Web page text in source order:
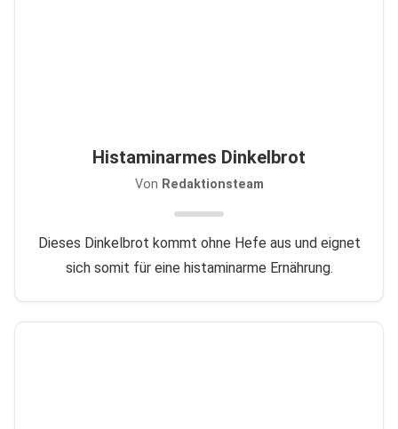
Histaminarmes Dinkelbrot
Von Redaktionsteam
Dieses Dinkelbrot kommt ohne Hefe aus und eignet
sich somit für eine histaminarme Ernährung.